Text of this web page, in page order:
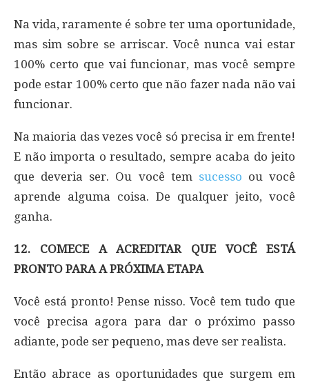
Na vida, raramente é sobre ter uma oportunidade,
mas sim sobre se arriscar. Você nunca vai estar
100% certo que vai funcionar, mas você sempre
pode estar 100% certo que não fazer nada não vai
funcionar.
Na maioria das vezes você só precisa ir em frente!
E não importa o resultado, sempre acaba do jeito
que deveria ser. Ou você temsucesso ou você
aprende alguma coisa. De qualquer jeito, você
ganha.
12. COMECE A ACREDITAR QUE VOCÊ ESTÁ
PRONTO PARA A PRÓXIMA ETAPA
Você está pronto! Pense nisso. Você tem tudo que
você precisa agora para dar o próximo passo
adiante, pode ser pequeno, mas deve ser realista.
Então abrace as oportunidades que surgem em